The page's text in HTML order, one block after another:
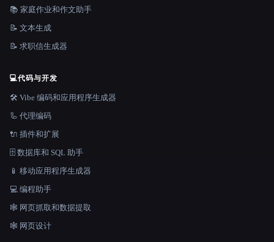
📚 家庭作业和作文助手
📝 文本生成
📝 求职信生成器
💻代码与开发
🛠️ Vibe 编码和应用程序生成器
🦾 代理编码
🔌 插件和扩展
🗄️ 数据库和 SQL 助手
📱 移动应用程序生成器
💻 编程助手
🕸️ 网页抓取和数据提取
🕸 网页设计